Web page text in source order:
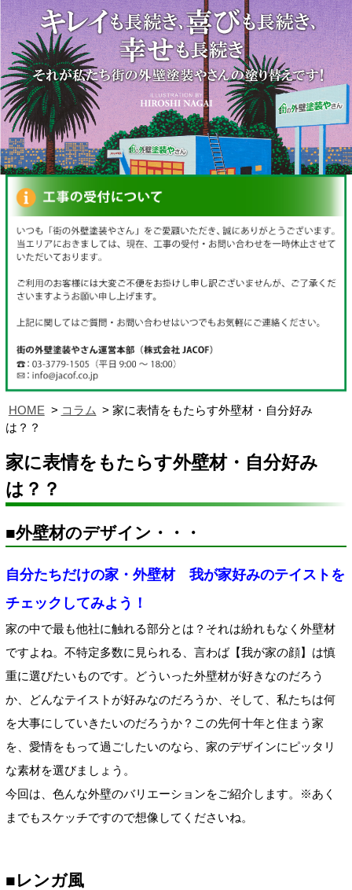
HOME コラム
家に表情をもたらす外壁材・自分好み
は？？
家に表情をもたらす外壁材・自分好み
は？？
■外壁材のデザイン・・・
自分たちだけの家・外壁材 我が家好みのテイストを
チェックしてみよう！
家の中で最も他社に触れる部分とは？それは紛れもなく外壁材
ですよね。不特定多数に見られる、言わば【我が家の顔】は慎
重に選びたいものです。どういった外壁材が好きなのだろう
か、どんなテイストが好みなのだろうか、そして、私たちは何
を大事にしていきたいのだろうか？この先何十年と住まう家
を、愛情をもって過ごしたいのなら、家のデザインにピッタリ
な素材を選びましょう。
今回は、色んな外壁のバリエーションをご紹介します。※あく
までもスケッチですので想像してくださいね。
■レンガ風